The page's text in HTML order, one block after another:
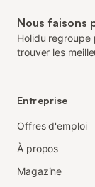
Nous faisons
Holidu regroupe
trouver les
Entreprise
Offres d'emploi
À propos
Magazine